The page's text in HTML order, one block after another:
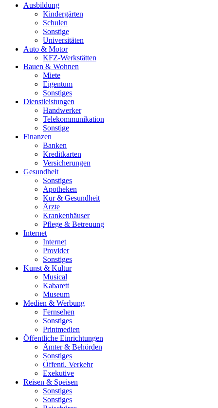
Ausbildung
Kindergärten
Schulen
Sonstige
Universitäten
Auto & Motor
KFZ-Werkstätten
Bauen & Wohnen
Miete
Eigentum
Sonstiges
Dienstleistungen
Handwerker
Telekommunikation
Sonstige
Finanzen
Banken
Kreditkarten
Versicherungen
Gesundheit
Sonstiges
Apotheken
Kur & Gesundheit
Ärzte
Krankenhäuser
Pflege & Betreuung
Internet
Internet
Provider
Sonstiges
Kunst & Kultur
Musical
Kabarett
Museum
Medien & Werbung
Fernsehen
Sonstiges
Printmedien
Öffentliche Einrichtungen
Ämter & Behörden
Sonstiges
Öffentl. Verkehr
Exekutive
Reisen & Speisen
Sonstiges
Sonstiges